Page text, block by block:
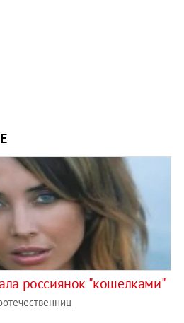
россиянок "кошелками"